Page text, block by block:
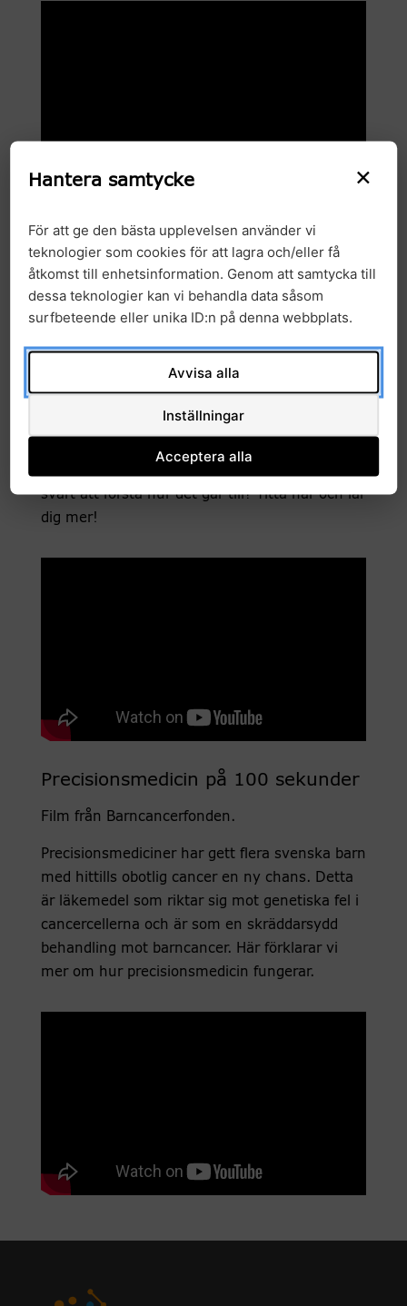
Helgenomsekvensering på 100
sekunder
Ny teknik gör det möjligt att kartlägga ett
svårt att förstå hur det går till? Titta här och lär
dig mer!
Precisionsmedicin på 100 sekunder
Film från Barncancerfonden.
Precisionsmediciner har gett flera svenska barn
med hittills obotlig cancer en ny chans. Detta
är läkemedel som riktar sig mot genetiska fel i
cancercellerna och är som en skräddarsydd
behandling mot barncancer. Här förklarar vi
mer om hur precisionsmedicin fungerar.
×
Hantera samtycke
För att ge den bästa upplevelsen använder vi
teknologier som cookies för att lagra och/eller få
åtkomst till enhetsinformation. Genom att samtycka till
dessa teknologier kan vi behandla data såsom
surfbeteende eller unika ID:n på denna webbplats.
Avvisa alla
Inställningar
Acceptera alla